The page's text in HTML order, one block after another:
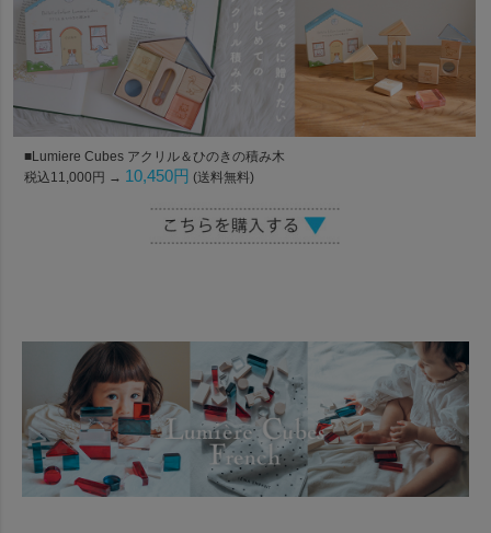
■Lumiere Cubes アクリル＆ひのきの積み木
税込11,000円 → 10,450円 (送料無料)